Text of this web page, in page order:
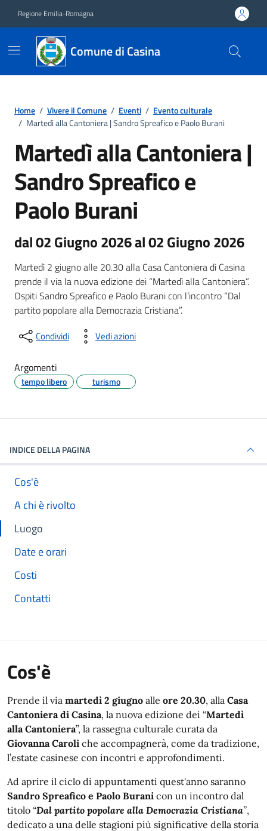
Regione Emilia-Romagna
Comune di Casina
Home / Vivere il Comune / Eventi / Evento culturale
/ Martedì alla Cantoniera | Sandro Spreafico e Paolo Burani
Martedì alla Cantoniera |
Sandro Spreafico e
Paolo Burani
dal 02 Giugno 2026 al 02 Giugno 2026
Martedì 2 giugno alle 20.30 alla Casa Cantoniera di Casina
prende il via la nuova edizione dei “Martedì alla Cantoniera”.
Ospiti Sandro Spreafico e Paolo Burani con l’incontro “Dal
partito popolare alla Democrazia Cristiana”.
Condividi Vedi azioni
Argomenti
tempo libero turismo
INDICE DELLA PAGINA
Cos'è
A chi è rivolto
Luogo
Date e orari
Costi
Contatti
Cos'è
Prende il via martedì 2 giugno alle ore 20.30, alla Casa
Cantoniera di Casina, la nuova edizione dei “Martedì
alla Cantoniera”, la rassegna culturale curata da
Giovanna Caroli che accompagnerà, come da tradizione,
l’estate casinese con incontri e approfondimenti.
Ad aprire il ciclo di appuntamenti quest'anno saranno
Sandro Spreafico e Paolo Burani con un incontro dal
titolo “Dal partito popolare alla Democrazia Cristiana”,
dedicato a una delle stagioni più significative della storia